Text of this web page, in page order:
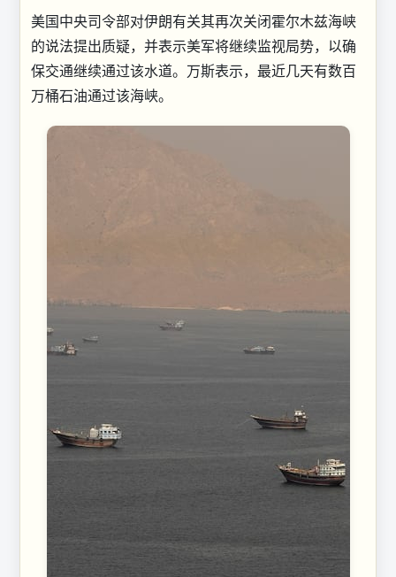
美国中央司令部对伊朗有关其再次关闭霍尔木兹海峡
的说法提出质疑，并表示美军将继续监视局势，以确
保交通继续通过该水道。万斯表示，最近几天有数百
万桶石油通过该海峡。